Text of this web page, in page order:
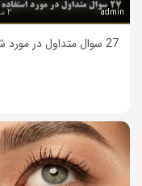
admin 2 سال پیش
27 سوال متداول در مورد شامپو